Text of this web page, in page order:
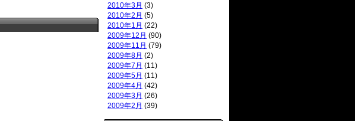
2010年3月 (3)
2010年2月 (5)
2010年1月 (22)
2009年12月 (90)
2009年11月 (79)
2009年8月 (2)
2009年7月 (11)
2009年5月 (11)
2009年4月 (42)
2009年3月 (26)
2009年2月 (39)